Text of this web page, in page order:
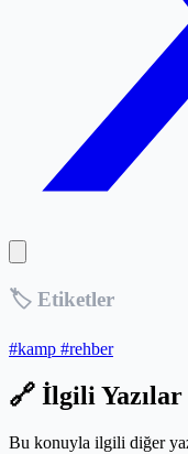
🏷️ Etiketler
#kamp #rehber
🔗 İlgili Yazılar
Bu konuyla ilgili diğer